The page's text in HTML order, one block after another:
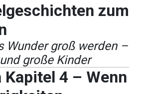
zum
Wunder groß werden –
große Kinder
Kapitel 4 – Wenn